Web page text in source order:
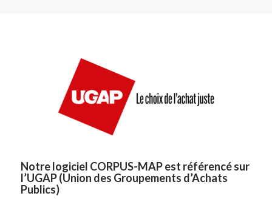
Notre logiciel CORPUS-MAP est référencé sur
l’UGAP (Union des Groupements d’Achats
Publics)